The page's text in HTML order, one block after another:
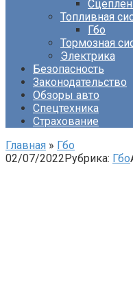
Топливная
Гбо
Тормозная
Электрика
Безопасность
Законодательство
Обзоры авто
Спецтехника
Страхование
Главная » Гбо
02/07/2022Рубрика: Гбо